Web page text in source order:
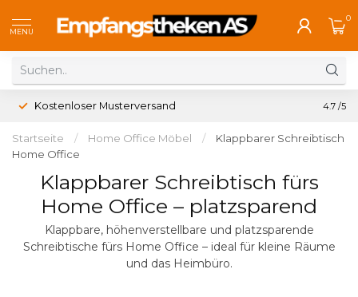
MENU
0
Kostenloser Musterversand 4.7 /5
Startseite / Home Office Möbel /
Klappbarer Schreibtisch
Home Office
Klappbarer Schreibtisch fürs
Home Office – platzsparend
Klappbare, höhenverstellbare und platzsparende
Schreibtische fürs Home Office – ideal für kleine Räume
und das Heimbüro.